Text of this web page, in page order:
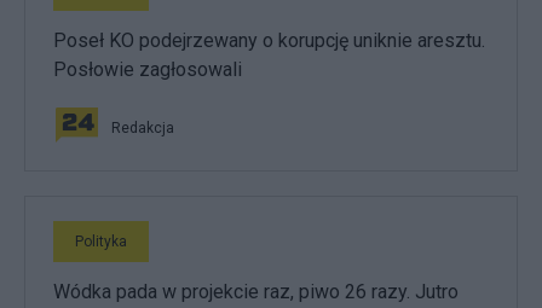
Poseł KO podejrzewany o korupcję uniknie aresztu.
Posłowie zagłosowali
Redakcja
Polityka
Wódka pada w projekcie raz, piwo 26 razy. Jutro